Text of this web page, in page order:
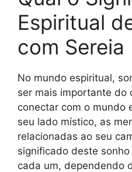
Espiritual
com Sereia
No mundo espiritual,
ser mais importante do
conectar com o mundo
seu lado místico, as
relacionadas ao seu
significado deste
cada um, dependendo